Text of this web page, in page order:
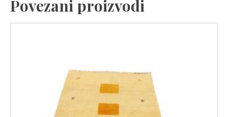
Povezani proizvodi